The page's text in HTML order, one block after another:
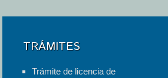
TRÁMITES
Trámite de licencia de